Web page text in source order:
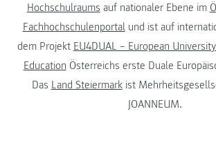
Hochschulraums auf nationaler Ebene im
Fachhochschulenportalund ist auf
dem Projekt EU4DUAL – European
Education Österreichs erste Duale
Das Land Steiermarkist
JOANNEUM.